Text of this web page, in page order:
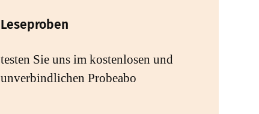
Leseproben
testen Sie uns im kostenlosen und
unverbindlichen Probeabo